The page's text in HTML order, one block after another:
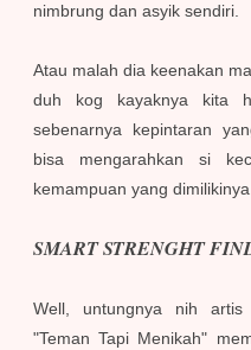
nimbrung dan asyik sendiri.
Atau malah dia keenakan
duh kog kayaknya kita
sebenarnya kepintaran
bisa mengarahkan si
kemampuan yang
SMART STRENGHT
Well, untungnya nih artis
"Teman Tapi Menikah"